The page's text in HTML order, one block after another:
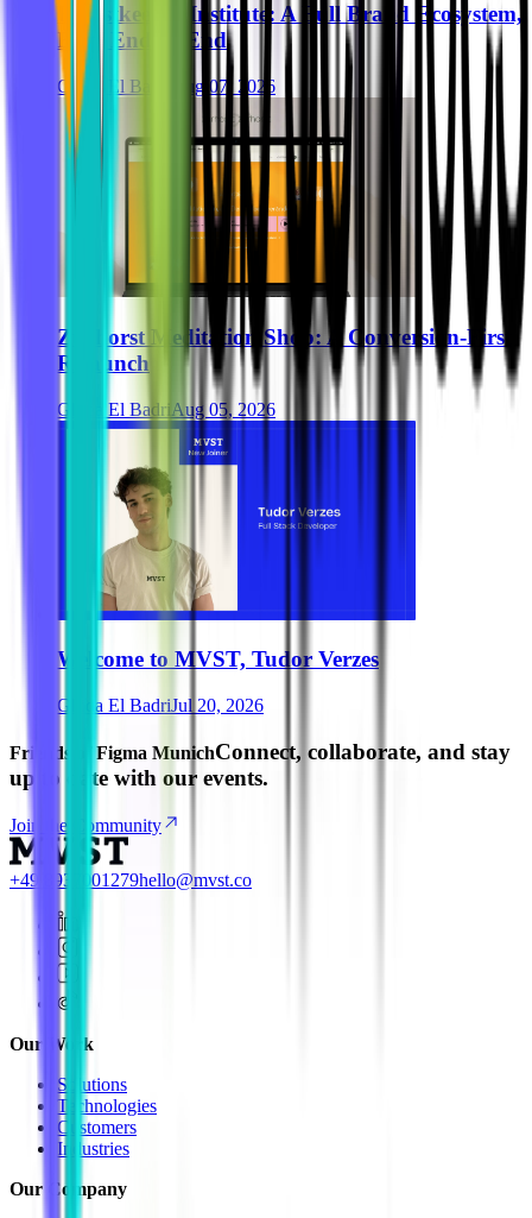
Breastkeeper Institute: A Full Brand Ecosystem,
Built End-to-End
Ghida El Badri Aug 07, 2026
Zurhorst Meditation Shop: A Conversion-First
Relaunch
Ghida El BadriAug 05, 2026
Welcome to MVST, Tudor Verzes
Ghida El BadriJul 20, 2026
Friends of Figma MunichConnect, collaborate, and stay
up to date with our events.
Join the Community
+49 8937001279hello@mvst.co
Our Work
Solutions
Technologies
Customers
Industries
Our Company